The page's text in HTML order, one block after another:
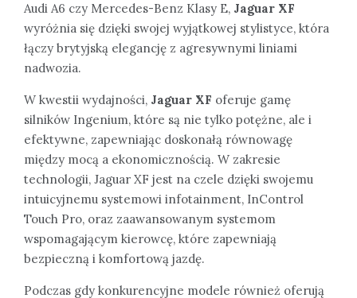
Audi A6 czy Mercedes-Benz Klasy E, Jaguar XF
wyróżnia się dzięki swojej wyjątkowej stylistyce, która
łączy brytyjską elegancję z agresywnymi liniami
nadwozia.
W kwestii wydajności, Jaguar XF oferuje gamę
silników Ingenium, które są nie tylko potężne, ale i
efektywne, zapewniając doskonałą równowagę
między mocą a ekonomicznością. W zakresie
technologii, Jaguar XF jest na czele dzięki swojemu
intuicyjnemu systemowi infotainment, InControl
Touch Pro, oraz zaawansowanym systemom
wspomagającym kierowcę, które zapewniają
bezpieczną i komfortową jazdę.
Podczas gdy konkurencyjne modele również oferują